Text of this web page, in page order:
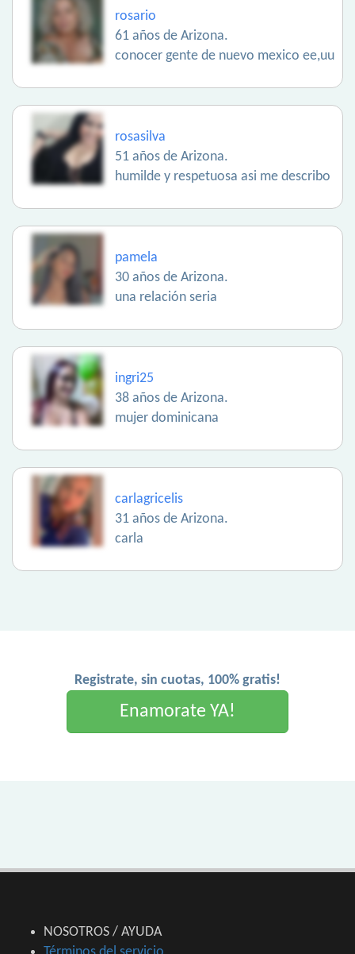
rosario
61 años de Arizona.
conocer gente de nuevo mexico ee,uu
rosasilva
51 años de Arizona.
humilde y respetuosa asi me describo
pamela
30 años de Arizona.
una relación seria
ingri25
38 años de Arizona.
mujer dominicana
carlagricelis
31 años de Arizona.
carla
Registrate, sin cuotas, 100% gratis!
Enamorate YA!
NOSOTROS / AYUDA